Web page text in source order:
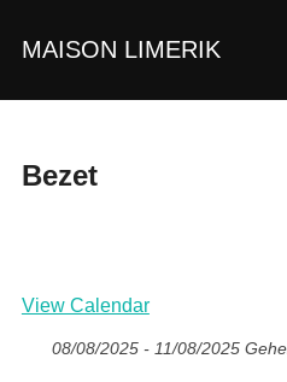
naarMAISON LIMERIK
Bezet
View Calendar
08/08/2025 - 11/08/2025